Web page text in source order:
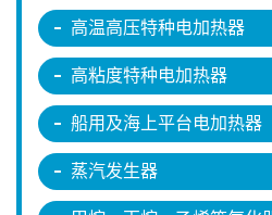
高温高压特种电加热器
高粘度特种电加热器
船用及海上平台电加热器
蒸汽发生器